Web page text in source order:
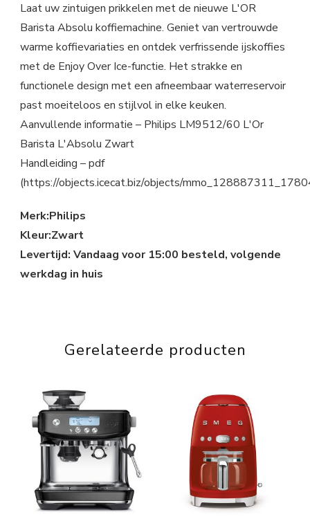
Laat uw zintuigen prikkelen met de nieuwe L'OR
Barista Absolu koffiemachine. Geniet van vertrouwde
warme koffievariaties en ontdek verfrissende ijskoffies
met de Enjoy Over Ice-functie. Het strakke en
functionele design met een afneembaar waterreservoir
past moeiteloos en stijlvol in elke keuken.
Aanvullende informatie – Philips LM9512/60 L'Or
Barista L'Absolu Zwart
Handleiding – pdf
(https://objects.icecat.biz/objects/
Merk:Philips
Kleur:Zwart
Levertijd: Vandaag voor 15:00 besteld, volgende
werkdag in huis
Gerelateerde producten